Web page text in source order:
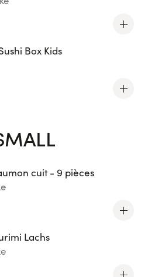
Box Kids
cuit - 9 pièces
Lachs